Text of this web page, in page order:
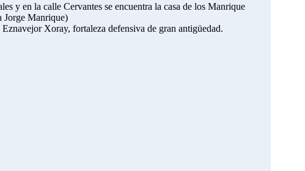
y en la calle Cervantes se encuentra la casa de los Manrique
Jorge Manrique)
Xoray, fortaleza defensiva de gran antigüedad.